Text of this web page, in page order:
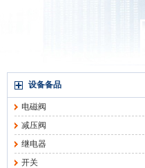
设备备品
电磁阀
减压阀
继电器
开关